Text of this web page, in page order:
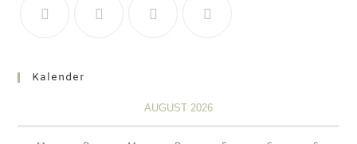
Kalender
AUGUST 2026